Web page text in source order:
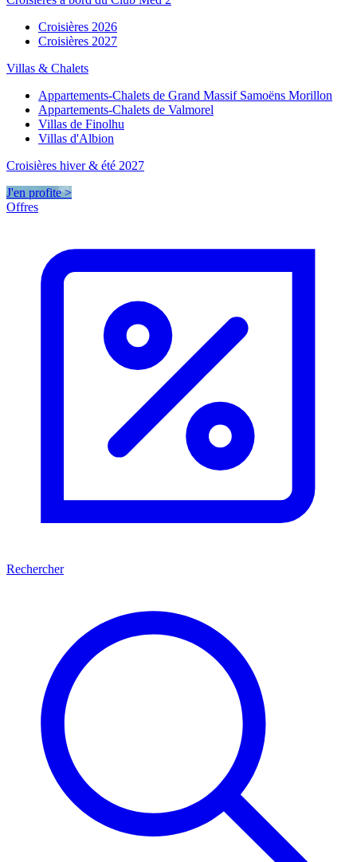
Croisières 2026
Croisières 2027
Villas & Chalets
Appartements-Chalets de Grand Massif Samoëns Morillon
Appartements-Chalets de Valmorel
Villas de Finolhu
Villas d'Albion
Croisières hiver & été 2027
J'en profite >
Offres
Rechercher